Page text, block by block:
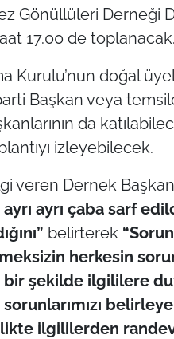
Gönüllüleri Derneği
17.00 de toplanacak.
Kurulu’nun doğal
Başkan veya
da
izleyebilecek.
veren Dernek
ayrı çaba sarf
belirterek
herkesin
şekilde ilgililere
ilgililerden